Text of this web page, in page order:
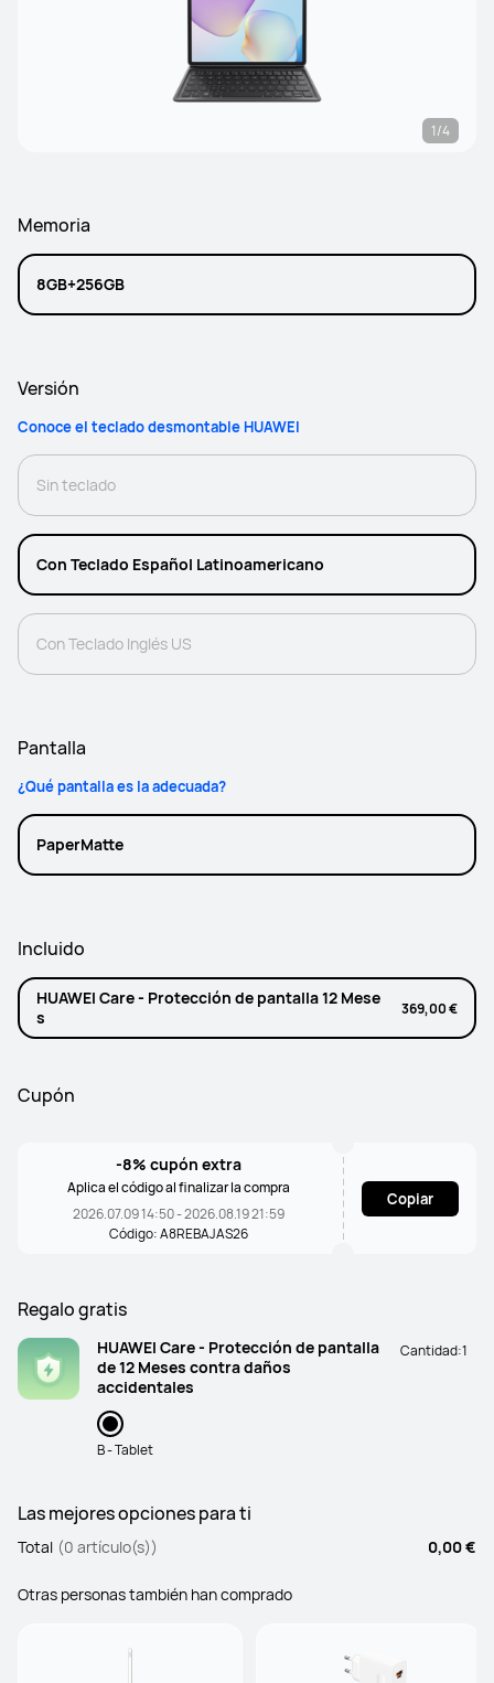
1/4
Memoria
8GB+256GB
Versión
Conoce el teclado desmontable HUAWEI
Sin teclado
Con Teclado Español Latinoamericano
Con Teclado Inglés US
Pantalla
¿Qué pantalla es la adecuada?
PaperMatte
Incluido
HUAWEI Care - Protección de pantalla 12 Mese
s
369,00 €
Cupón
-8% cupón extra
Aplica el código al finalizar la compra
2026.07.09 14:50 - 2026.08.19 21:59
Código: A8REBAJAS26
Copiar
Regalo gratis
HUAWEI Care - Protección de pantalla
de 12 Meses contra daños
accidentales
B - Tablet
Cantidad:1
Las mejores opciones para ti
Total (0 artículo(s)) 0,00 €
Otras personas también han comprado